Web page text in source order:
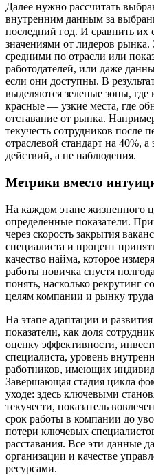
Далее нужно рассчитать
внутренним данным за
последний год. И сравнить
значениями от лидеров
средними по отрасли или
работодателей, или даже
если они доступны. В
выделяются зеленые зоны, где
красные — узкие места, где
отставание от рынка.
текучесть сотрудников после
отраслевой стандарт на 40%,
действий, а не наблюдения.
Метрики вместо
На каждом этапе жизненного
определенные показатели.
через скорость закрытия
специалиста и процент
качество найма, которое
работы новичка спустя
понять, насколько рекрутинг
целям компании и рынку
На этапе адаптации и
показатели, как доля
оценку эффективности,
специалиста, уровень
работников, имеющих
Завершающая стадия цикла
уходе: здесь ключевыми
текучести, показатель
срок работы в компании до
потери ключевых
расставания. Все эти данные
организации и качестве
ресурсами.